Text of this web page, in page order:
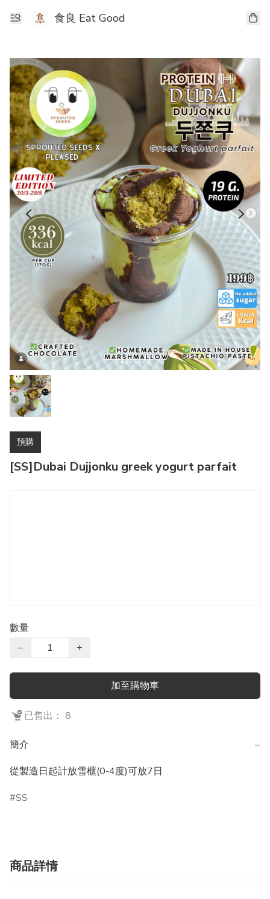
食良 Eat Good
預購
[SS]Dubai Dujjonku greek yogurt parfait
數量
−
+
加至購物車
已售出： 8
簡介
−
從製造日起計放雪櫃(0-4度)可放7日
SS
商品詳情